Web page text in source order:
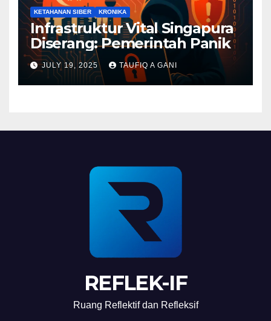
KETAHANAN SIBER KRONIKA
Infrastruktur Vital Singapura
Diserang: Pemerintah Panik
JULY 19, 2025 TAUFIQ A GANI
REFLEK-IF
Ruang Reflektif dan Refleksif